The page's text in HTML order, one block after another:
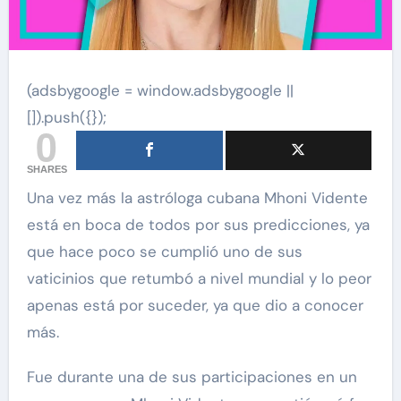
(adsbygoogle = window.adsbygoogle ||
[]).push({});
0
SHARES
Una vez más la astróloga cubana Mhoni Vidente
está en boca de todos por sus predicciones, ya
que hace poco se cumplió uno de sus
vaticinios que retumbó a nivel mundial y lo peor
apenas está por suceder, ya que dio a conocer
más.
Fue durante una de sus participaciones en un